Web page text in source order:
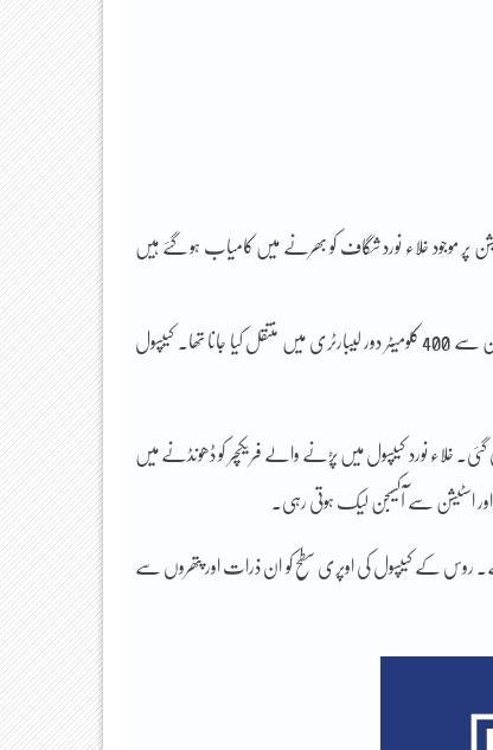
پر موجود خلاء نورد شگاف کو بھرنے میں کامیاب ہو گئے ہیں
روس کا خلائی مشن 8 جون کو بین الاقوامی خلائی اسٹیشن پر پہنچا تھا جس میں موجود خلاء نوردوں کو زمین سے 400 کلومیٹر دور لیبارٹری میں منتقل کیا جانا تھا۔ کیپسول
خلاء نورد کیپسول میں پڑنے والے فریکچر کو ڈھونڈنے میں
اسٹیشن سے آکسیجن لیک ہوتی رہی۔
ہے۔ روس کے کیپسول کی اوپری سطح کو ان ذرات اور پتھروں سے